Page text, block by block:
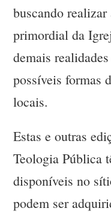
buscando
primordial da
demais
possíveis formas
locais.
Estas e outras
Teologia Pública
disponíveis no
podem ser